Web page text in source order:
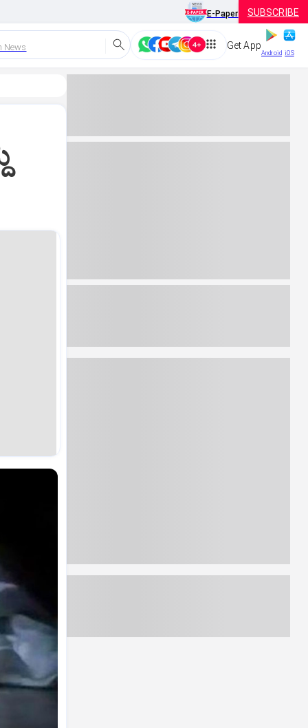
E-Paper SUBSCRIBE
News Get App
Android iOS